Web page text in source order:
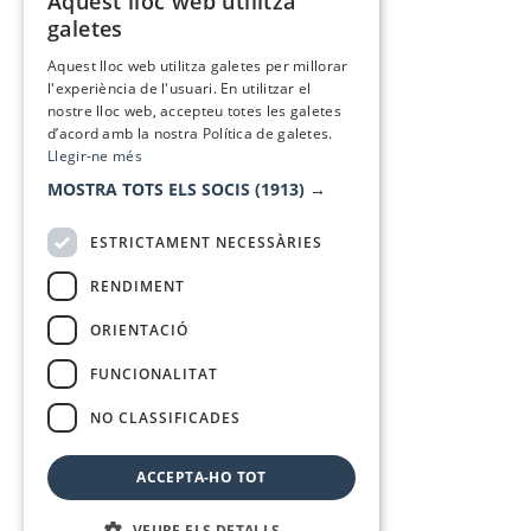
galetes
Aquest lloc web utilitza galetes per millorar
l'experiència de l'usuari. En utilitzar el
nostre lloc web, accepteu totes les galetes
d’acord amb la nostra Política de galetes.
Llegir-ne més
MOSTRA TOTS ELS SOCIS (1913) →
ESTRICTAMENT NECESSÀRIES
RENDIMENT
ORIENTACIÓ
FUNCIONALITAT
NO CLASSIFICADES
ACCEPTA-HO TOT